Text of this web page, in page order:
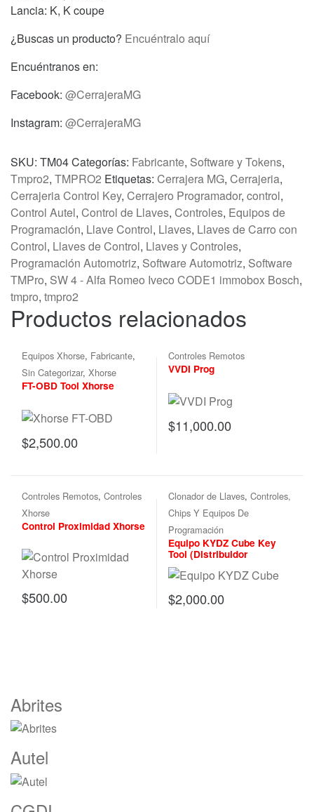
Lancia: K, K coupe
¿Buscas un producto? Encuéntralo aquí
Encuéntranos en:
Facebook: @CerrajeraMG
Instagram: @CerrajeraMG
SKU: TM04Categorías: Fabricante, Software y Tokens,
Tmpro2, TMPRO2 Etiquetas: Cerrajera MG, Cerrajeria,
Cerrajeria Control Key, Cerrajero Programador, control,
Control Autel, Control de Llaves, Controles, Equipos de
Programación, Llave Control, Llaves, Llaves de Carro con
Control, Llaves de Control, Llaves y Controles,
Programación Automotriz, Software Automotriz, Software
TMPro, SW 4 - Alfa Romeo Iveco CODE1 immobox Bosch,
tmpro, tmpro2
Productos relacionados
Equipos Xhorse, Fabricante,
Sin Categorizar, Xhorse
FT-OBD Tool Xhorse
$2,500.00
Controles Remotos
VVDI Prog
$11,000.00
Controles Remotos, Controles
Xhorse
Control Proximidad Xhorse
$500.00
Clonador de Llaves, Controles,
Chips Y Equipos De
Programación
Equipo KYDZ Cube Key
Tool (Distribuidor
Exclusivo en México)
$2,000.00
Marcas
De
Carrusel
Abrites
Autel